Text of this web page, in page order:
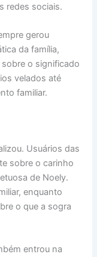
redes sociais.
gerou
da família,
o significado
velados até
familiar.
Usuários das
sobre o carinho
de Noely.
enquanto
o que a sogra
entrou na